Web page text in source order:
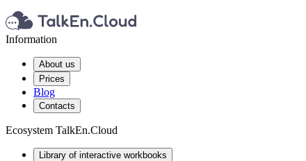
Information
About us
Prices
Blog
Contacts
Ecosystem TalkEn.Cloud
Library of interactive workbooks